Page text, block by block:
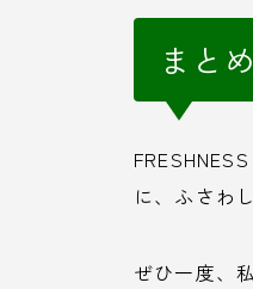
まと
に、ふさわ
ぜひ一度、